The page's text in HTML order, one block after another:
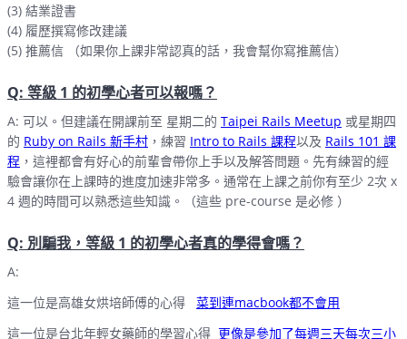
(3) 結業證書
(4) 履歷撰寫修改建議
(5) 推薦信 （如果你上課非常認真的話，我會幫你寫推薦信）
Q: 等級 1 的初學心者可以報嗎？
A: 可以。但建議在開課前至 星期二的 Taipei Rails Meetup 或星期四
的 Ruby on Rails 新手村 ，練習 Intro to Rails 課程以及 Rails 101 課
程 ，這裡都會有好心的前輩會帶你上手以及解答問題。先有練習的經
驗會讓你在上課時的進度加速非常多。通常在上課之前你有至少 2次 x
4 週的時間可以熟悉這些知識。（這些 pre-course 是必修 ）
Q: 別騙我，等級 1 的初學心者真的學得會嗎？
A:
這一位是高雄女烘培師傅的心得 菜到連macbook都不會用
這一位是台北年輕女藥師的學習心得 更像是參加了每週三天每次三小